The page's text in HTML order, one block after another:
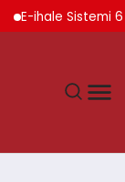
ihale Sistemi 6